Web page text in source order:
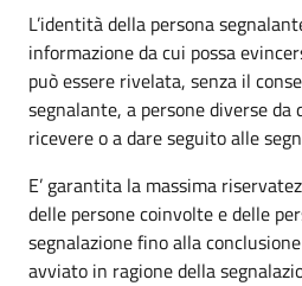
L’identità della persona
informazione da cui possa
può essere rivelata, senza il
segnalante, a persone diverse
ricevere o a dare seguito alle
E’ garantita la massima
delle persone coinvolte e delle
segnalazione fino alla
avviato in ragione della